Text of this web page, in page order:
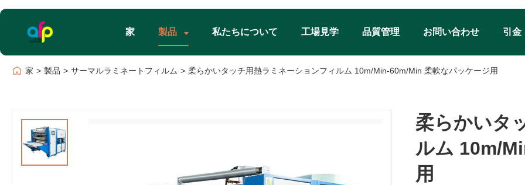
家 製品 私たちについて 工場見学 品質管理 お問い合わせ 引金
家 > 製品 > サーマルラミネートフィルム > 柔らかいタッチ用熱ラミネーションフィルム 10m/Min-60m/Min 柔軟なパッケージ用
柔らかいタ
ルム 10m/
用
柔らかいタ
ルム 10m/
用